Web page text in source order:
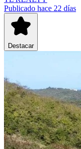
Publicado hace 22 días
Destacar